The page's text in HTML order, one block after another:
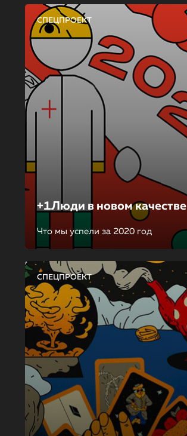
СПЕЦПРОЕКТ
+1Люди в новом качестве
Что мы успели за 2020 год
СПЕЦПРОЕКТ